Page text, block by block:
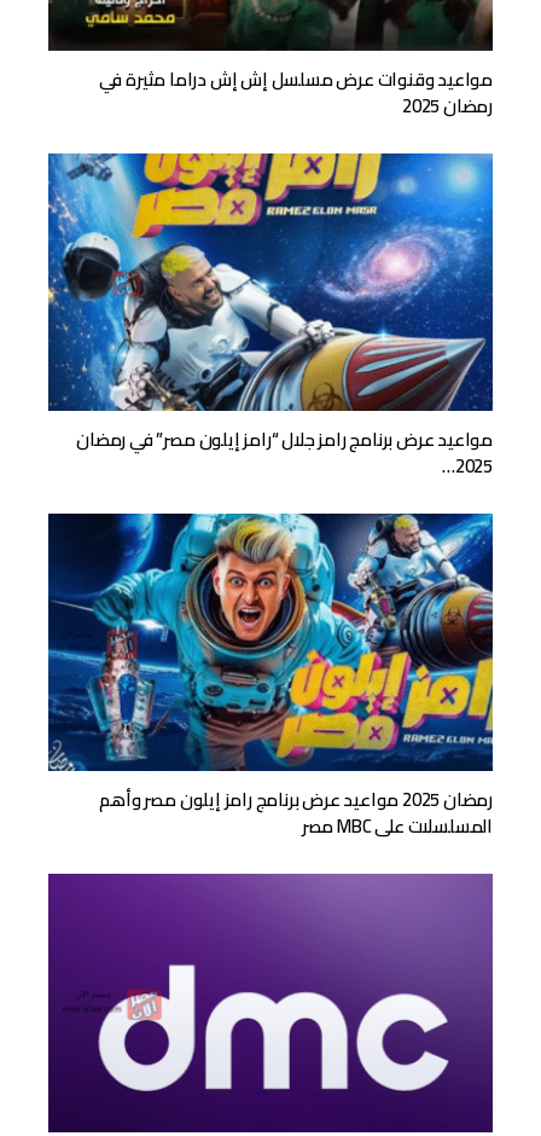
مواعيد وقنوات عرض مسلسل إش إش دراما مثيرة في
رمضان 2025
مواعيد عرض برنامج رامز جلال “رامز إيلون مصر” في رمضان
2025…
رمضان 2025 مواعيد عرض برنامج رامز إيلون مصر وأهم
المسلسلات على MBC مصر